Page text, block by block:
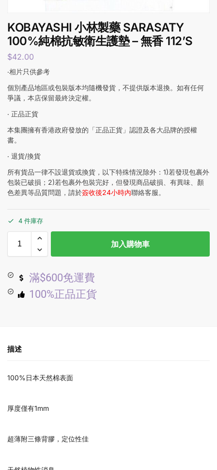
KOBAYASHI 小林製藥 SARASATY
100%純棉抗敏衛生護墊 – 無香 112’S
$42.00
‧相片只供參考
個別產品地區或包裝版本均隨機發貨，不提供版本退換。如有任何
爭議，本店保留最終決定權。
‧ 正品正貨
本集團擁有香港政府發放的「正品正貨」認證及各大品牌的授權
書。
‧ 退貨/換貨
所有貨品一律不設退貨或換貨，以下特殊情況除外：1)若發現包裹外
包裝已破損；2)若包裹外包裝完好，但發現商品破損、有異味、顏
色差異等品質問題，請於簽收後24小時內聯絡客服。
4 件庫存
加入購物車
滿$600免運費
100%正品正貨
描述
100%日本天然棉表面
厚度僅有1mm
超薄附三條背膠，定位性佳